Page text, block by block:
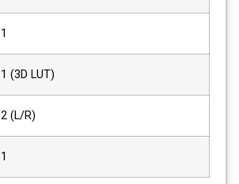
1
1 (3D LUT)
2 (L/R)
1